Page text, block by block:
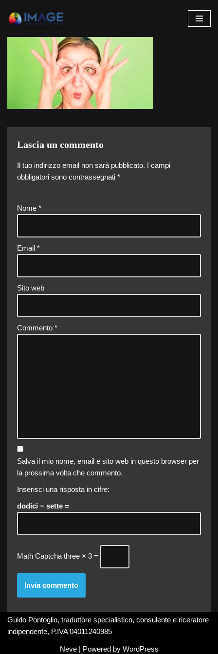
Vai
al
contenuto
Lascia un commento
Il tuo indirizzo email non sarà pubblicato. I campi
obbligatori sono contrassegnati *
Nome *
Email *
Sito web
Commento *
Salva il mio nome, email e sito web in questo browser per
la prossima volta che commento.
Inserisci una risposta in cifre:
dodici − sette =
Math Captcha three × 3 =
Guido Pontoglio, traduttore specialistico, consulente e riceratore
indipendente, P.IVA 04011240985
Neve| Powered by WordPress